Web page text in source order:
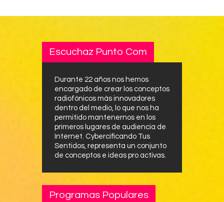
Escuchaz Punto Com
Durante 22 años nos hemos
encargado de crear los conceptos
radiofónicos más innovadores
dentro del medio, lo que nos ha
permitido mantenernos en los
primeros lugares de audiencia de
Internet. Cybercificando Tus
Sentidos, representa un conjunto
de conceptos e ideas pro activas.
Programas Populares